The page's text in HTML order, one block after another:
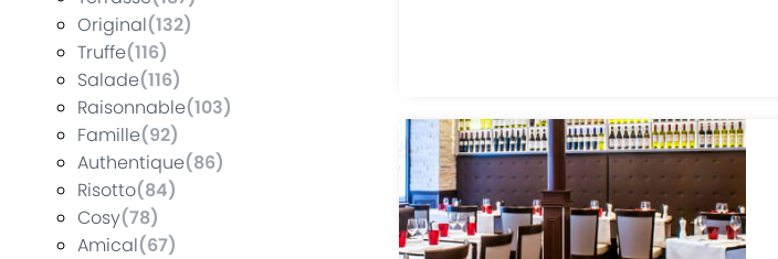
Original(132)
Truffe(116)
Salade(116)
Raisonnable(103)
Famille(92)
Authentique(86)
Risotto(84)
Cosy(78)
Amical(67)